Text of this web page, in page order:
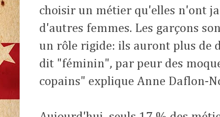
choisir un métier qu'elles n'ont
d'autres femmes. Les garçons
un rôle rigide: ils auront plus de
dit "féminin", par peur des
copains" explique Anne Daflon-